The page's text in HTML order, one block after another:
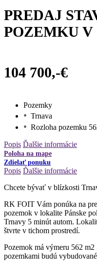
PREDAJ
POZEMKU V
Pozemky
Trnava
Rozloha pozemku
104 700,-€
Popis Ďalšie informácie
Poloha na mape
Zdielať ponuku
Popis Ďalšie informácie
Chcete bývať v blízkosti
RK FOIT Vám ponúka na
pozemok v lokalite Pánske
Trnavy 5 minút autom.
štvrte v tichom prostredí.
Pozemok má výmeru 562
pozemkami budú